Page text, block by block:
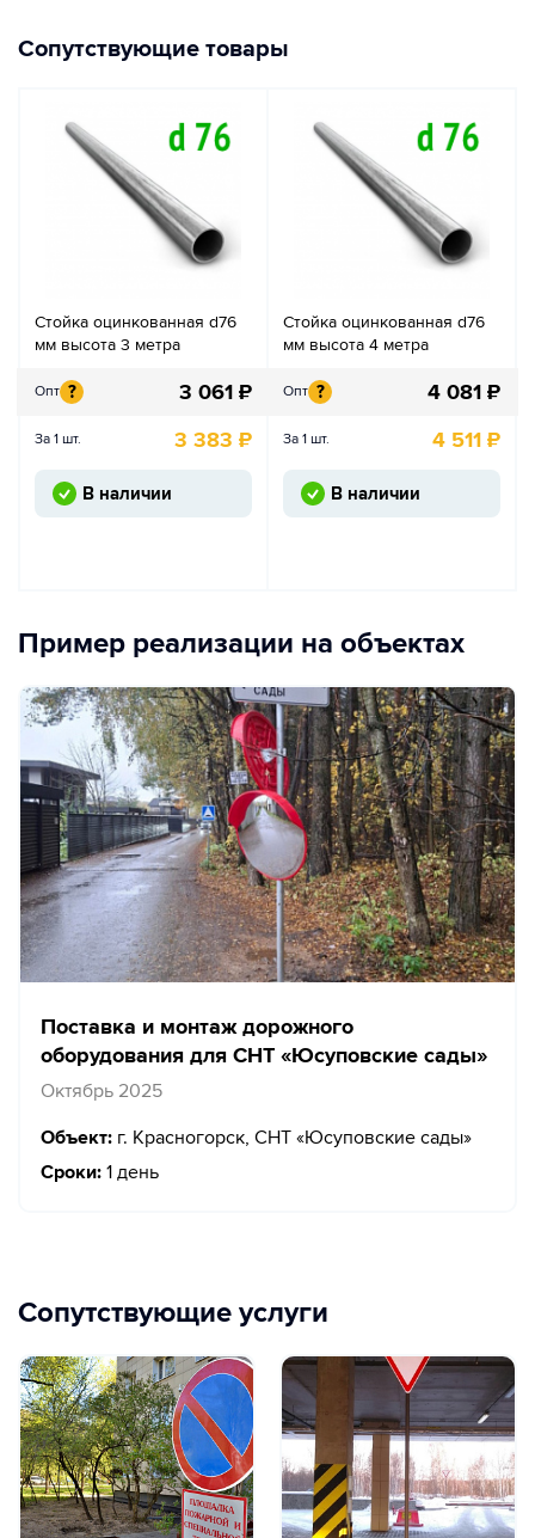
Сопутствующие товары
Стойка оцинкованная d76
мм высота 3 метра
Опт ? 3 061 ₽
За 1 шт. 3 383 ₽
В наличии
Стойка оцинкованная d76
мм высота 4 метра
Опт ? 4 081 ₽
За 1 шт. 4 511 ₽
В наличии
Пример реализации на объектах
Поставка и монтаж дорожного
оборудования для СНТ «Юсуповские сады»
Октябрь 2025
Объект: г. Красногорск, СНТ «Юсуповские сады»
Сроки: 1 день
Сопутствующие услуги